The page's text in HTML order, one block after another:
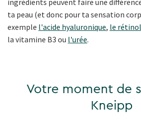
ta peau (et donc pour ta sensation
exemple l'acide hyaluronique, le rétinol
la vitamine B3 ou l'urée.
Votre moment de
Kneipp